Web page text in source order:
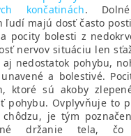
končatinách.
ľudí majú dosť často
pocity bolesti z
nervov situáciu len
aj nedostatok pohybu,
a bolestivé.
ktoré sú akoby
pohybu. Ovplyvňuje to
je tým
držanie tela, čo